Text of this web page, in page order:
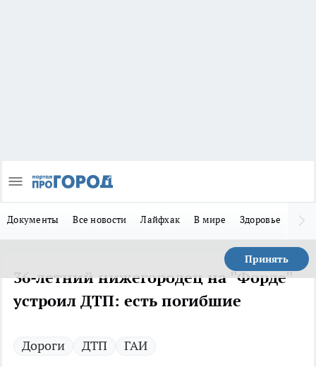
Документы Все новости Лайфхак В мире Здоровье
Принять
36-летний нижегородец на "Форде"
устроил ДТП: есть погибшие
Дороги ДТП ГАИ